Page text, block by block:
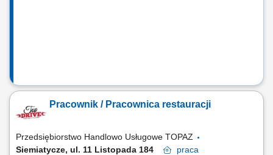
Pracownik / Pracownica restauracji
Przedsiębiorstwo Handlowo Usługowe TOPAZ
Siemiatycze, ul. 11 Listopada 184
praca